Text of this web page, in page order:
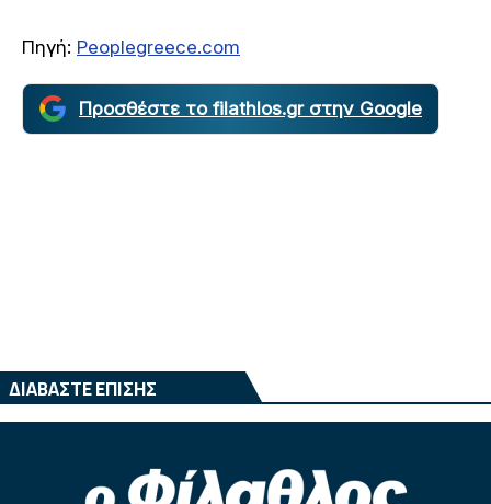
Πηγή: Peoplegreece.com
Προσθέστε το filathlos.gr στην Google
ΔΙΑΒΑΣΤΕ ΕΠΙΣΗΣ